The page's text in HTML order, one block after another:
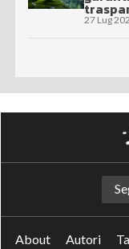
27 Lug
About Autori